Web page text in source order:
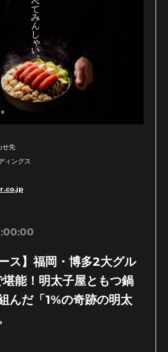
せ先
ィングス
ス】福岡・博多2大グル
能！明太子屋ともつ鍋
んだ「1%の奇跡の明太